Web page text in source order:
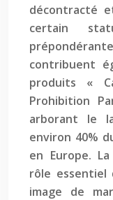
décontracté
certain
contribuent
produits «
Prohibition
arborant le
environ 40%
en Europe.
rôle
image de